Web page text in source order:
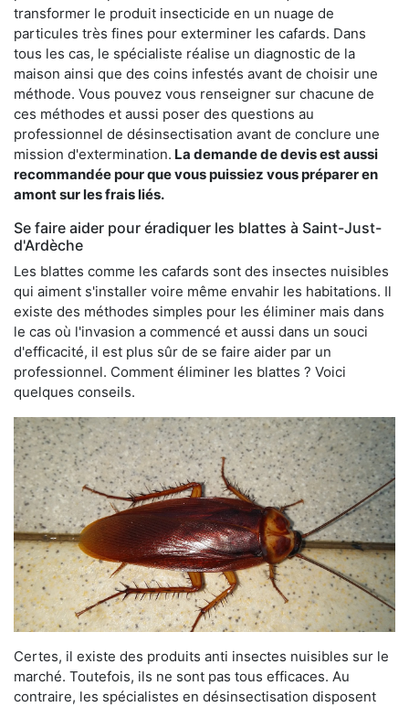
transformer le produit insecticide en un nuage de
particules très fines pour exterminer les cafards. Dans
tous les cas, le spécialiste réalise un diagnostic de la
maison ainsi que des coins infestés avant de choisir une
méthode. Vous pouvez vous renseigner sur chacune de
ces méthodes et aussi poser des questions au
professionnel de désinsectisation avant de conclure une
mission d'extermination. La demande de devis est aussi
recommandée pour que vous puissiez vous préparer en
amont sur les frais liés.
Se faire aider pour éradiquer les blattes à Saint-Just-
d'Ardèche
Les blattes comme les cafards sont des insectes nuisibles
qui aiment s'installer voire même envahir les habitations. Il
existe des méthodes simples pour les éliminer mais dans
le cas où l'invasion a commencé et aussi dans un souci
d'efficacité, il est plus sûr de se faire aider par un
professionnel. Comment éliminer les blattes ? Voici
quelques conseils.
Certes, il existe des produits anti insectes nuisibles sur le
marché. Toutefois, ils ne sont pas tous efficaces. Au
contraire, les spécialistes en désinsectisation disposent